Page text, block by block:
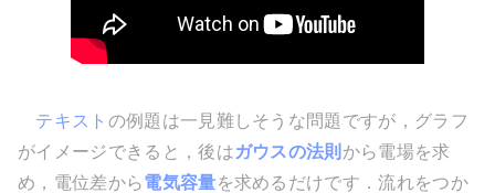
テキスト の例題は一見難しそうな問題ですが，グラフ
がイメージできると，後はガウスの法則 から電場を求
め，電位差から電気容量を求めるだけです．流れをつか